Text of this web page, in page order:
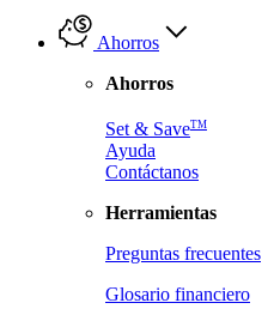
Ahorros
Ahorros
Set & SaveTM
Ayuda
Contáctanos
Herramientas
Preguntas frecuentes
Glosario financiero